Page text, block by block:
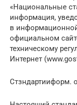
«Национальные
информация,
в
официальном
техническому
Интернет
Стзндартииформ.